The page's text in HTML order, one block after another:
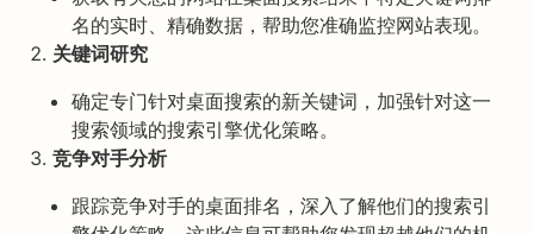
名的实时、精确数据，帮助您准确监控网站表现。
关键词研究
确定专门针对桌面搜索的新关键词，加强针对这一
搜索领域的搜索引擎优化策略。
竞争对手分析
跟踪竞争对手的桌面排名，深入了解他们的搜索引